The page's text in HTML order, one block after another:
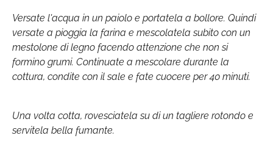
Versate l'acqua in un paiolo e portatela a bollore. Quindi
versate a pioggia la farina e mescolatela subito con un
mestolone di legno facendo attenzione che non si
formino grumi. Continuate a mescolare durante la
cottura, condite con il sale e fate cuocere per 40 minuti.
Una volta cotta, rovesciatela su di un tagliere rotondo e
servitela bella fumante.